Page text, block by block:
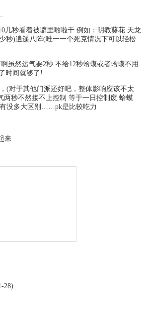
几秒看着被噼里啪啦干 例如：明教葵花 天龙
秒)逍遥八阵(唯一一个死克情况下可以轻松
虽然运气要2秒 不给12秒蛤蟆或者蛤蟆不用
时间就够了!
(对于其他门派还好吧，整体影响应该不太
秒不然接不上控制 等于一日控制废 蛤蟆
有没多大区别……pk是比较吃力
来
28)